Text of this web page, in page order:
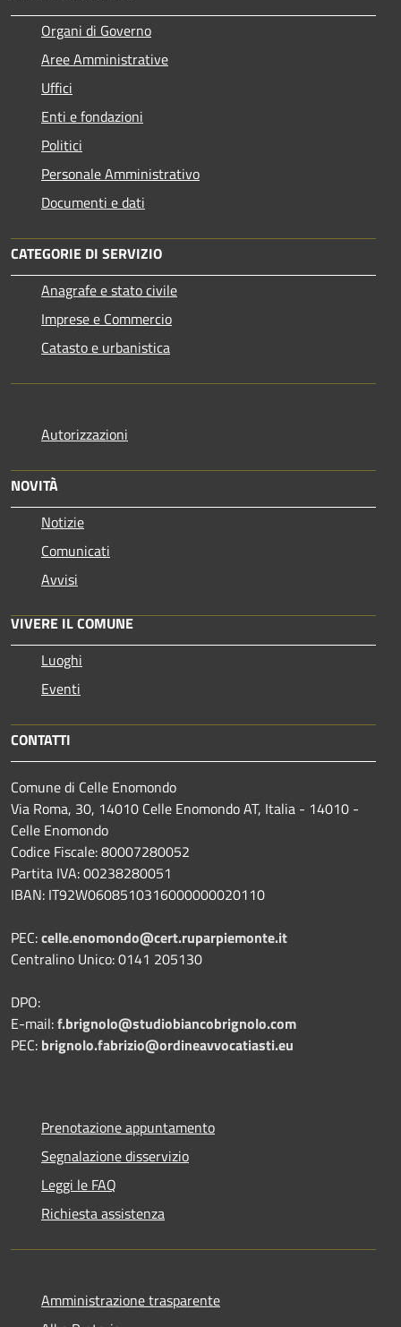
Organi di Governo
Aree Amministrative
Uffici
Enti e fondazioni
Politici
Personale Amministrativo
Documenti e dati
CATEGORIE DI SERVIZIO
Anagrafe e stato civile
Imprese e Commercio
Catasto e urbanistica
Autorizzazioni
NOVITÀ
Notizie
Comunicati
Avvisi
VIVERE IL COMUNE
Luoghi
Eventi
CONTATTI
Comune di Celle Enomondo
Via Roma, 30, 14010 Celle Enomondo AT, Italia - 14010 -
Celle Enomondo
Codice Fiscale: 80007280052
Partita IVA: 00238280051
IBAN: IT92W0608510316000000020110
PEC:celle.enomondo@cert.ruparpiemonte.it
Centralino Unico: 0141 205130
DPO:
E-mail:f.brignolo@studiobiancobrignolo.com
PEC: brignolo.fabrizio@ordineavvocatiasti.eu
Prenotazione appuntamento
Segnalazione disservizio
Leggi le FAQ
Richiesta assistenza
Amministrazione trasparente